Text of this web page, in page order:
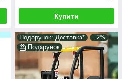
Купити
Подарунок: Доставка*
–2%
Подарунок